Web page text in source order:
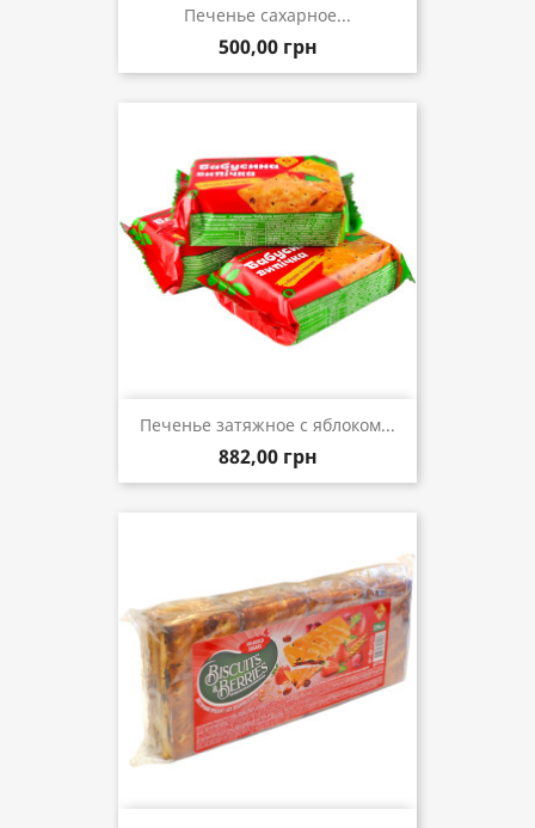
Печенье сахарное...
500,00 грн
Печенье затяжное с яблоком...
882,00 грн